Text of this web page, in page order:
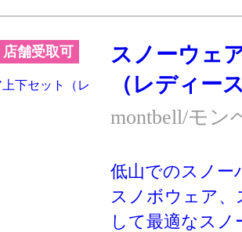
ピンクカラーで
イズをご用意し
※グローブ・ゴ
等は付属してい
デザインが異な
す。
店舗受取可
スノーウェ
（レディー
montbell/モン
低山でのスノー
スノボウェア
して最適なス